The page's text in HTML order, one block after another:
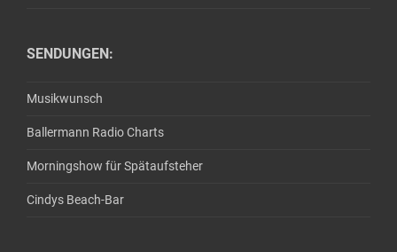
SENDUNGEN:
Musikwunsch
Ballermann Radio Charts
Morningshow für Spätaufsteher
Cindys Beach-Bar